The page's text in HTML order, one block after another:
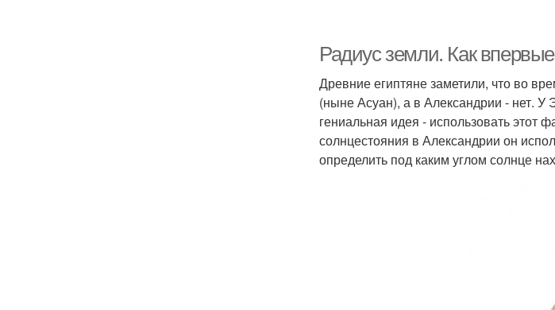
Радиус земли. Как
Древние египтяне заметили, что во
(ныне Асуан), а в Александрии - нет. У
гениальная идея - использовать этот
солнцестояния в Александрии он
определить под каким углом солнце